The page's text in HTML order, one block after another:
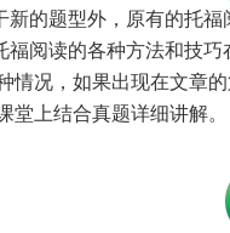
题型外，原有的托福
阅读的各种方法和技
情况，如果出现在文章
堂上结合真题详细讲解。